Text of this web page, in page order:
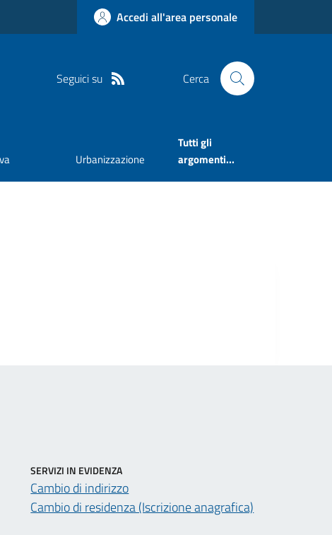
Accedi all'area personale
Seguici su Cerca
Urbanizzazione
Tutti gli
argomenti...
SERVIZI IN EVIDENZA
Cambio di indirizzo
Cambio di residenza (Iscrizione anagrafica)